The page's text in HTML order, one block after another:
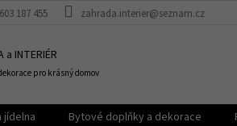
187 455 zahrada.interier@seznam.cz
a INTERIÉR
pro krásný domov
jídelna Bytové doplňky a dekorace